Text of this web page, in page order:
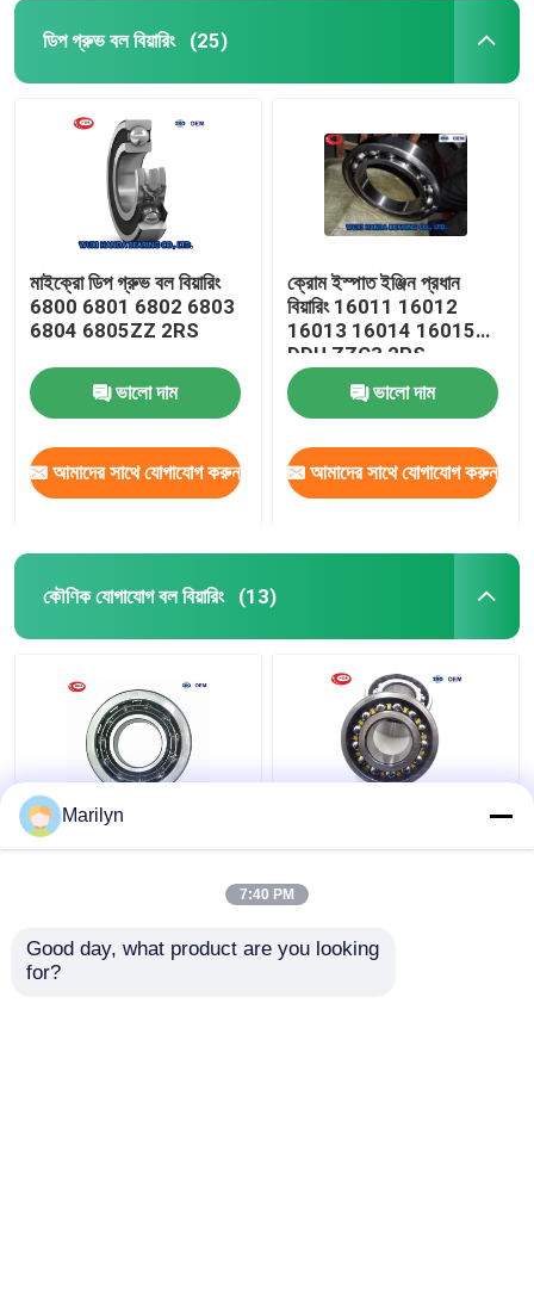
ডিপ গ্রুভ বল বিয়ারিং (25)
মাইক্রো ডিপ গ্রুভ বল বিয়ারিং
6800 6801 6802 6803
6804 6805ZZ 2RS
ভালো দাম
আমাদের সাথে যোগাযোগ করুন
ক্রোম ইস্পাত ইঞ্জিন প্রধান
বিয়ারিং 16011 16012
16013 16014 16015
DDU ZZC3 2RS
ভালো দাম
আমাদের সাথে যোগাযোগ করুন
কৌণিক যোগাযোগ বল বিয়ারিং (13)
7216 BECBP কৌণিক
ভালো দাম
1022 N2MA QJ 226
N2MA
ভালো দাম
Marilyn
7:40 PM
Good day, what product are you looking
for?